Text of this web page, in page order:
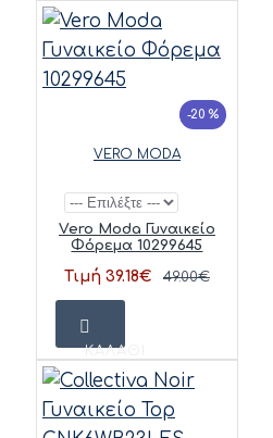
-20 %
VERO MODA
Vero Moda Γυναικείο
Φόρεμα 10299645
Τιμή 39.18€ 49.00€
ΚΑΛΆΘΙ